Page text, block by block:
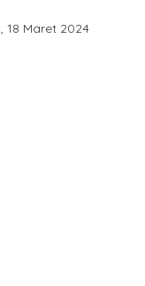
18 Maret 2024